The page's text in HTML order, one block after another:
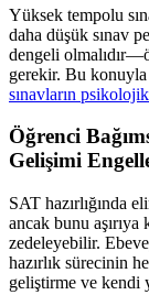
Yüksek tempolu
daha düşük sınav
dengeli
gerekir. Bu
sınavların
Öğrenci
Gelişimi
SAT hazırlığında
ancak bunu
zedeleyebilir.
hazırlık sürecinin
geliştirme ve kendi